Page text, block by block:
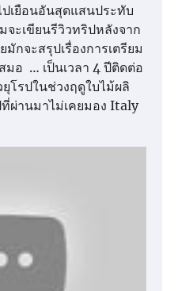
เยือนอันสุดแสนประทับ
ะเขียนรีวิวทริปหลังจาก
กจะสรุปเรื่องการเตรียม
มอ … เป็นเวลา 4 ปีติดต่อ
โรปในช่วงฤดูใบไม้ผลิ
ผ่านมาไม่เคยมอง Italy